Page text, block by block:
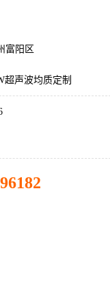
富阳区
超声波均质定制